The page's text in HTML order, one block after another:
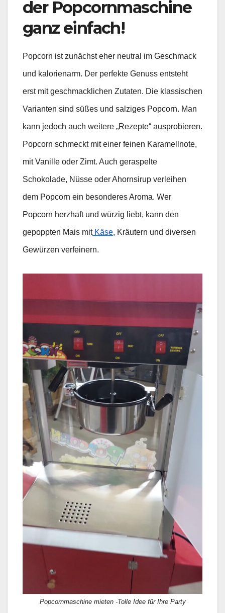
der Popcornmaschine
ganz einfach!
Popcorn ist zunächst eher neutral im Geschmack
und kalorienarm. Der perfekte Genuss entsteht
erst mit geschmacklichen Zutaten. Die klassischen
Varianten sind süßes und salziges Popcorn. Man
kann jedoch auch weitere „Rezepte“ ausprobieren.
Popcorn schmeckt mit einer feinen Karamellnote,
mit Vanille oder Zimt. Auch geraspelte
Schokolade, Nüsse oder Ahornsirup verleihen
dem Popcorn ein besonderes Aroma. Wer
Popcorn herzhaft und würzig liebt, kann den
gepoppten Mais mitKäse, Kräutern und diversen
Gewürzen verfeinern.
Popcornmaschine mieten -Tolle Idee für Ihre Party